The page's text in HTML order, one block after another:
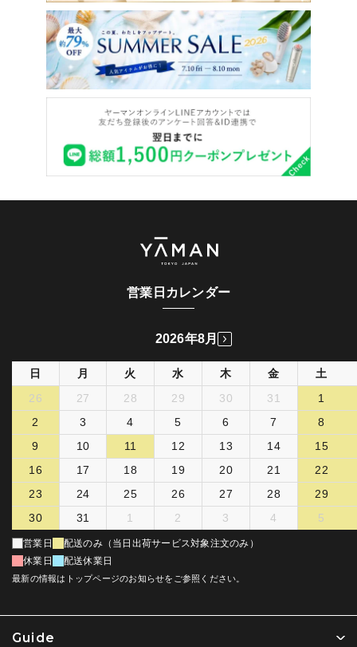
Guide
営業日カレンダー
2026年8月
日 月 火 水 木 金
土
26
27 28 29 30 31
1
2
3 4 5 6 7
8
9
10 11 12 13 14
15
16
17 18 19 20 21
22
23
24 25 26 27 28
29
30
31 1 2 3 4 5
営業日
配送のみ（当日出荷サービス対象注文のみ）
休業日
配送休業日
最新の情報はトップページのお知らせをご参照ください。